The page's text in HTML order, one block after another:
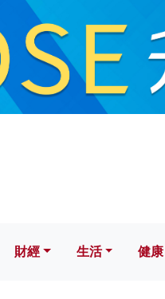
生活 健康
財經 生活 健康